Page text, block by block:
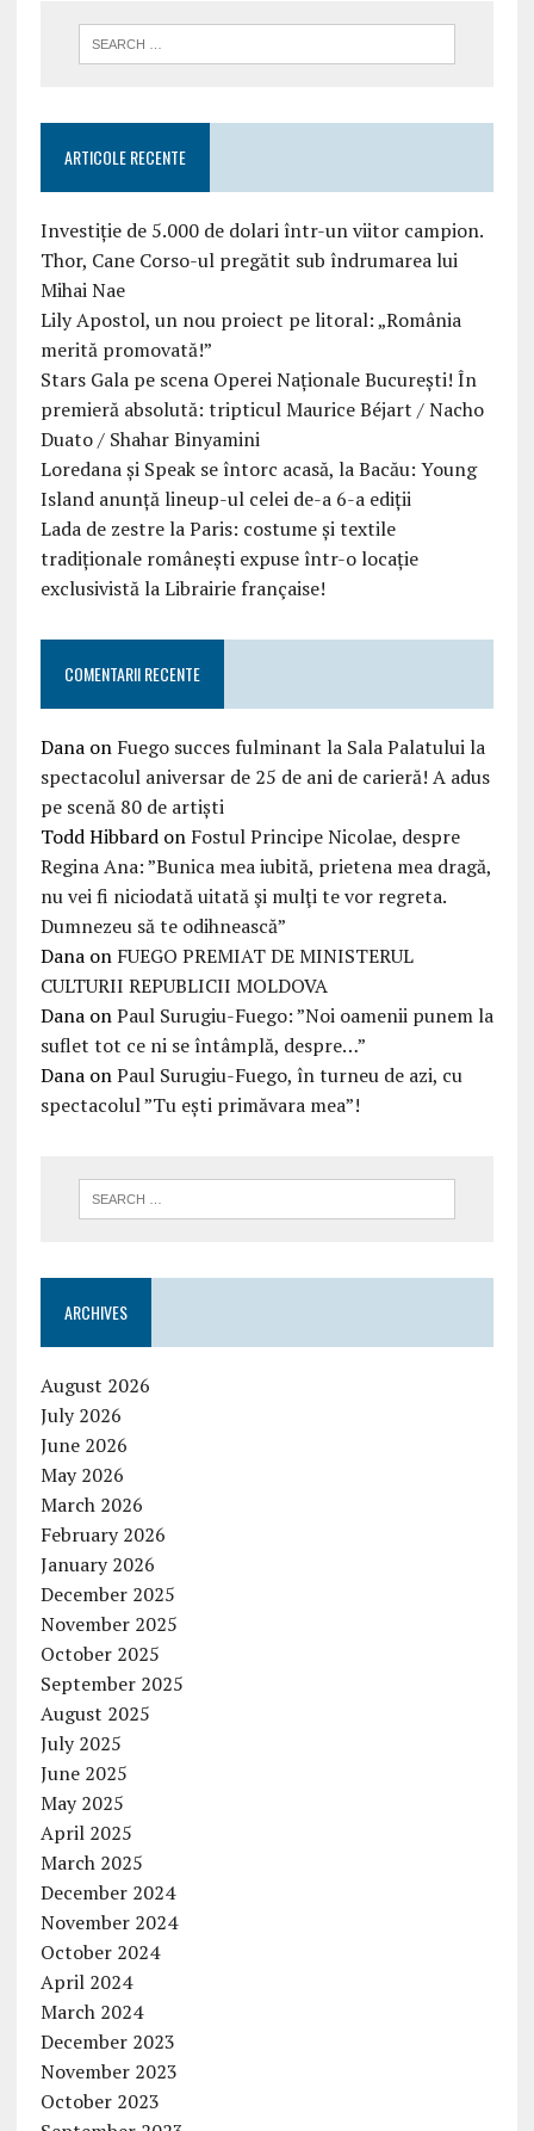
ARTICOLE RECENTE
Investiție de 5.000 de dolari într-un viitor campion.
Thor, Cane Corso-ul pregătit sub îndrumarea lui
Mihai Nae
Lily Apostol, un nou proiect pe litoral: „România
merită promovată!”
Stars Gala pe scena Operei Naționale București! În
premieră absolută: tripticul Maurice Béjart / Nacho
Duato / Shahar Binyamini
Loredana și Speak se întorc acasă, la Bacău: Young
Island anunță lineup-ul celei de-a 6-a ediții
Lada de zestre la Paris: costume și textile
tradiționale românești expuse într-o locație
exclusivistă la Librairie française!
COMENTARII RECENTE
Danaon Fuego succes fulminant la Sala Palatului la
spectacolul aniversar de 25 de ani de carieră! A adus
pe scenă 80 de artiști
Todd Hibbardon Fostul Principe Nicolae, despre
Regina Ana: ”Bunica mea iubită, prietena mea dragă,
nu vei fi niciodată uitată şi mulţi te vor regreta.
Dumnezeu să te odihnească”
Danaon FUEGO PREMIAT DE MINISTERUL
CULTURII REPUBLICII MOLDOVA
DanaonPaul Surugiu-Fuego: ”Noi oamenii punem la
suflet tot ce ni se întâmplă, despre…”
DanaonPaul Surugiu-Fuego, în turneu de azi, cu
spectacolul ”Tu ești primăvara mea”!
ARCHIVES
August 2026
July 2026
June 2026
May 2026
March 2026
February 2026
January 2026
December 2025
November 2025
October 2025
September 2025
August 2025
July 2025
June 2025
May 2025
April 2025
March 2025
December 2024
November 2024
October 2024
April 2024
March 2024
December 2023
November 2023
October 2023